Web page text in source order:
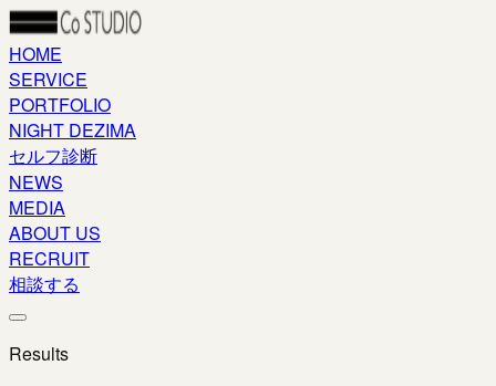
HOME
SERVICE
PORTFOLIO
NIGHT DEZIMA
セルフ診断
NEWS
MEDIA
ABOUT US
RECRUIT
相談する
Results